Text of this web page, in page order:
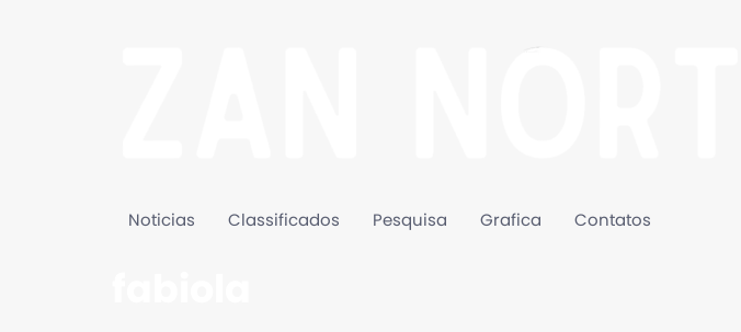
Noticias Classificados Pesquisa Grafica Contatos